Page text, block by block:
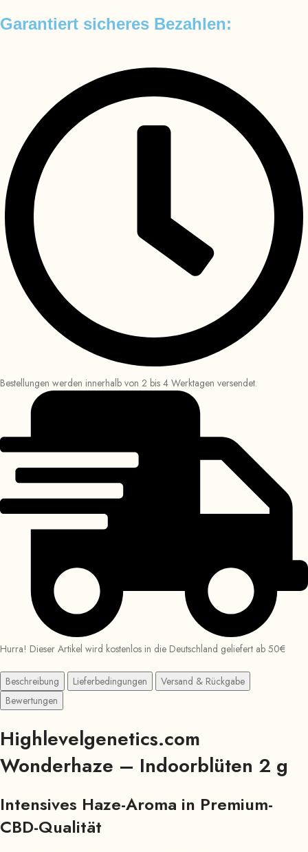
Garantiert sicheres Bezahlen:
Bestellungen werden innerhalb von 2 bis 4 Werktagen versendet.
Hurra! Dieser Artikel wird kostenlos in die Deutschland geliefert ab 50€
Beschreibung Lieferbedingungen
Versand & Rückgabe
Bewertungen
Highlevelgenetics.com
Wonderhaze – Indoorblüten 2 g
Intensives Haze-Aroma in Premium-
CBD-Qualität